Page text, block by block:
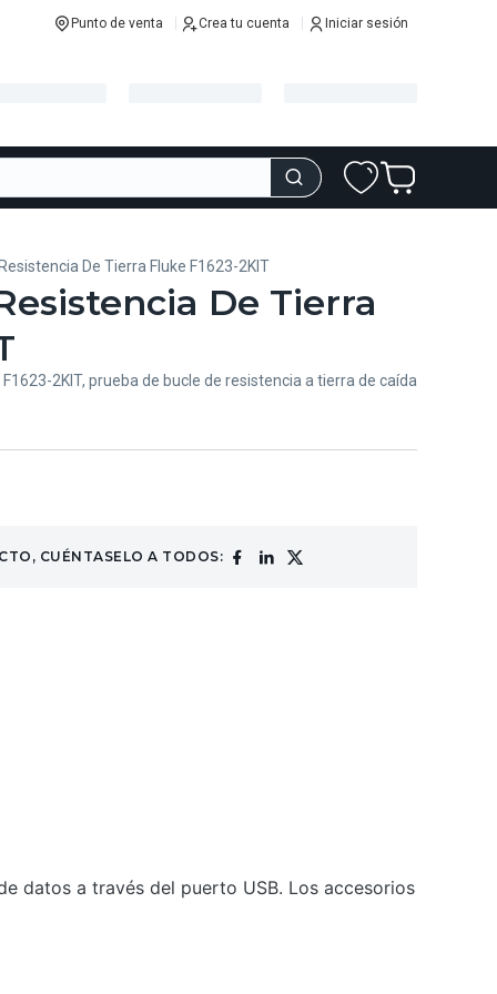
Punto de venta Crea tu cuenta Iniciar sesión
De Tierra Fluke F1623-2KIT
De Tierra
2KIT, prueba de bucle de resistencia a tierra de caída
CUÉNTASELO A TODOS:
datos a través del puerto USB. Los accesorios